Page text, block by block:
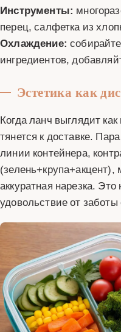
Инструменты:
перец, салфетка из
Охлаждение:
ингредиентов,
Эстетика как
Когда ланч выглядит
тянется к доставке.
линии контейнера,
аккуратная нарезка.
удовольствие от заботы